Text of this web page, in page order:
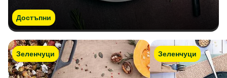
Достъпни
Зеленчуци Зеленчуци